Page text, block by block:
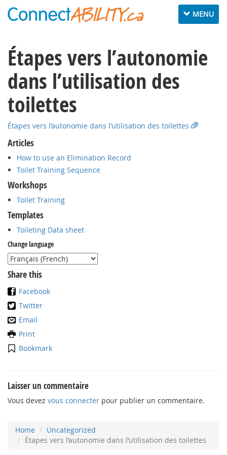
Toggle
navigation
MENU
Étapes vers l’autonomie
dans l’utilisation des
toilettes
Étapes vers l’autonomie dans l’utilisation des toilettes
Articles
How to use an Elimination Record
Toilet Training Sequence
Workshops
Toilet Training
Templates
Toileting Data sheet
Change language
Share this
Facebook
Twitter
Email
Print
Bookmark
Laisser un commentaire
Vous devez vous connecter pour publier un commentaire.
Home
Uncategorized
Étapes vers l’autonomie dans l’utilisation des toilettes